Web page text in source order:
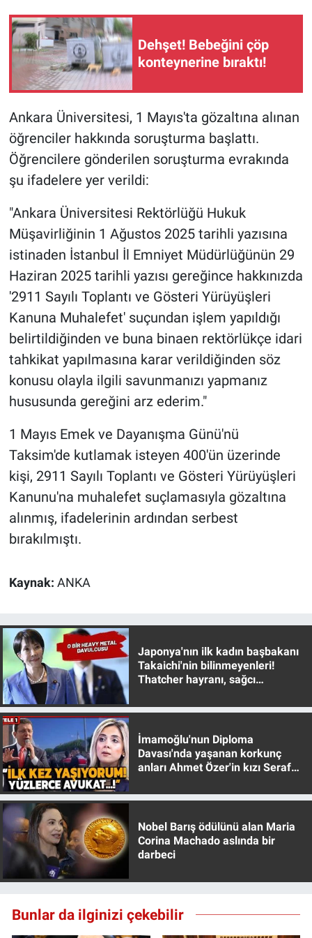
Dehşet! Bebeğini çöp
konteynerine bıraktı!
Ankara Üniversitesi, 1 Mayıs'ta gözaltına alınan
öğrenciler hakkında soruşturma başlattı.
Öğrencilere gönderilen soruşturma evrakında
şu ifadelere yer verildi:
"Ankara Üniversitesi Rektörlüğü Hukuk
Müşavirliğinin 1 Ağustos 2025 tarihli yazısına
istinaden İstanbul İl Emniyet Müdürlüğünün 29
Haziran 2025 tarihli yazısı gereğince hakkınızda
'2911 Sayılı Toplantı ve Gösteri Yürüyüşleri
Kanuna Muhalefet' suçundan işlem yapıldığı
belirtildiğinden ve buna binaen rektörlükçe idari
tahkikat yapılmasına karar verildiğinden söz
konusu olayla ilgili savunmanızı yapmanız
hususunda gereğini arz ederim."
1 Mayıs Emek ve Dayanışma Günü'nü
Taksim'de kutlamak isteyen 400'ün üzerinde
kişi, 2911 Sayılı Toplantı ve Gösteri Yürüyüşleri
Kanunu'na muhalefet suçlamasıyla gözaltına
alınmış, ifadelerinin ardından serbest
bırakılmıştı.
Kaynak: ANKA
Japonya'nın ilk kadın başbakanı
Takaichi'nin bilinmeyenleri!
Thatcher hayranı, sağcı
İmamoğlu'nun Diploma
Davası'nda yaşanan korkunç
anları Ahmet Özer'in kızı Seraf
Nobel Barış ödülünü alan Maria
Corina Machado aslında bir
darbeci
Bunlar da ilginizi çekebilir
Gündem Özel
Günün görüntüsü
İlan
Kimdir
Koronavirüs
Kültür Sanat
Ne demişti
Nedir
Popüler
Programlar
Spor
Teknoloji
Türkiye'nin Geleceği
Yerel Yaşam
Canlı Yayın